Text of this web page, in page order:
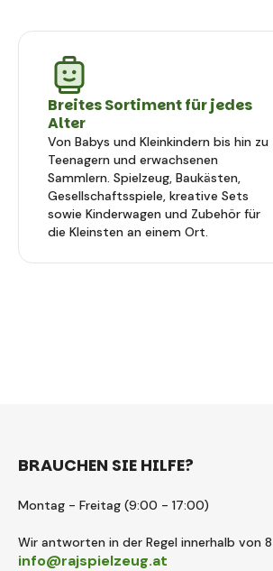
Breites Sortiment für jedes
Alter
Von Babys und Kleinkindern bis hin zu
Teenagern und erwachsenen
Sammlern. Spielzeug, Baukästen,
Gesellschaftsspiele, kreative Sets
sowie Kinderwagen und Zubehör für
die Kleinsten an einem Ort.
BRAUCHEN SIE HILFE?
Montag - Freitag (9:00 - 17:00)
Wir antworten in der Regel innerhalb von
info@rajspielzeug.at